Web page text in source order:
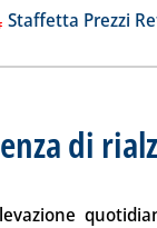
Staffetta Prezzi
di